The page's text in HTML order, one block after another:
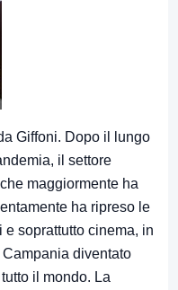
Giffoni. Dopo il lungo
il settore
maggiormente ha
ha ripreso le
e soprattutto cinema, in
diventato
il mondo. La